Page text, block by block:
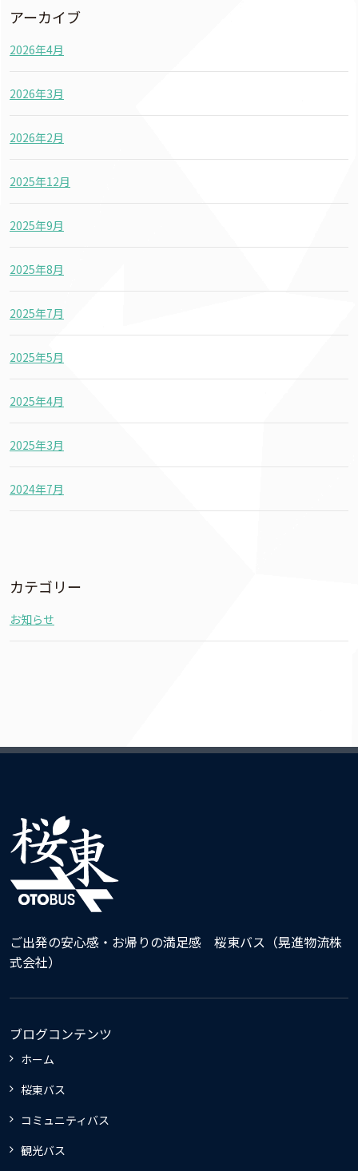
アーカイブ
2026年4月
2026年3月
2026年2月
2025年12月
2025年9月
2025年8月
2025年7月
2025年5月
2025年4月
2025年3月
2024年7月
カテゴリー
お知らせ
ご出発の安心感・お帰りの満足感 桜東バス（晃進物流株
式会社）
ブログコンテンツ
ホーム
桜東バス
コミュニティバス
観光バス